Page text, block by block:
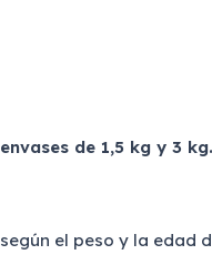
envases de 1,5 kg y 3 kg.
según el peso y la edad